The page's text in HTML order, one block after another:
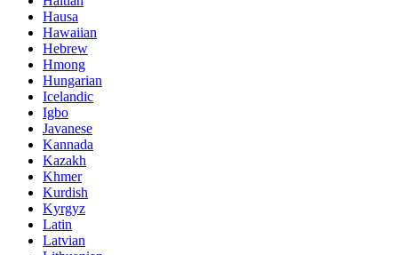
Hausa
Hawaiian
Hebrew
Hmong
Hungarian
Icelandic
Igbo
Javanese
Kannada
Kazakh
Khmer
Kurdish
Kyrgyz
Latin
Latvian